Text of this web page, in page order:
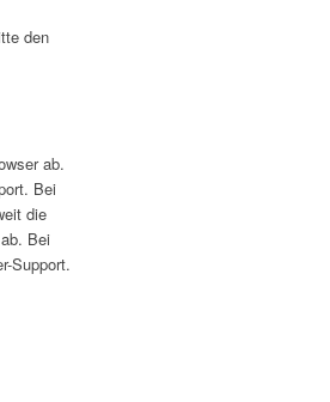
den
ab.
Bei
die
Bei
Support.